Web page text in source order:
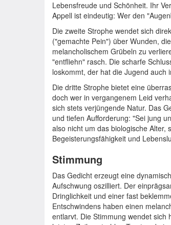
Lebensfreude und Schönheit. Ihr
Appell ist eindeutig: Wer den
Die zweite Strophe wendet sich
("gemachte Pein") über Wunden,
melancholischem Grübeln zu
"entfliehn" rasch. Die scharfe
loskommt, der hat die Jugend auch
Die dritte Strophe bietet eine
doch wer in vergangenem Leid
sich stets verjüngende Natur. Das
und tiefen Aufforderung: "Sei jung
also nicht um das biologische Alter,
Begeisterungsfähigkeit und
Stimmung
Das Gedicht erzeugt eine
Aufschwung oszilliert. Der
Dringlichkeit und einer fast
Entschwindens haben einen
entlarvt. Die Stimmung wendet